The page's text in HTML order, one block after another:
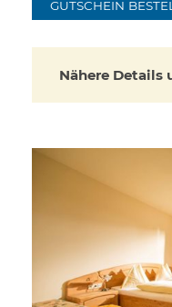
GUTSCHEIN
Nähere Details